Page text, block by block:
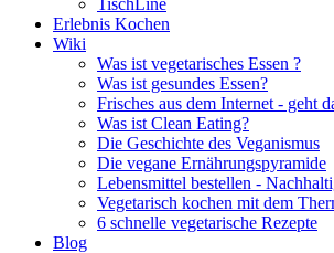
TischLine
Erlebnis Kochen
Wiki
Was ist vegetarisches Essen ?
Was ist gesundes Essen?
Frisches aus dem Internet - geht
Was ist Clean Eating?
Die Geschichte des Veganismus
Die vegane Ernährungspyramide
Lebensmittel bestellen -
Vegetarisch kochen mit dem
6 schnelle vegetarische Rezepte
Blog